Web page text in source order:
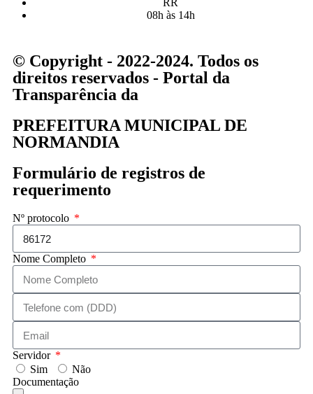
RR
08h às 14h
© Copyright - 2022-2024. Todos os
direitos reservados - Portal da
Transparência da
PREFEITURA MUNICIPAL DE
NORMANDIA
Formulário de registros de
requerimento
Nº protocolo
Nome Completo
Servidor
Sim
Não
Documentação